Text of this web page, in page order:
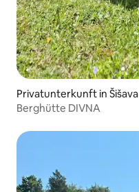
Privatunterkunft in Šišava
Berghütte DIVNA